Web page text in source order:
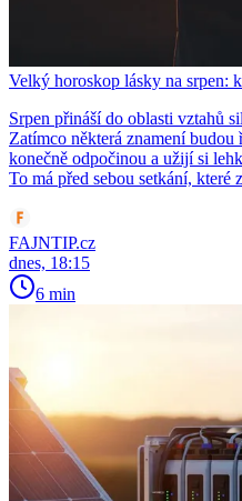
Velký horoskop lásky na srpen:
Srpen přináší do oblasti vztahů
Zatímco některá znamení
konečně odpočinou a užijí si
To má před sebou setkání, které
FAJNTIP.cz
dnes, 18:15
6 min